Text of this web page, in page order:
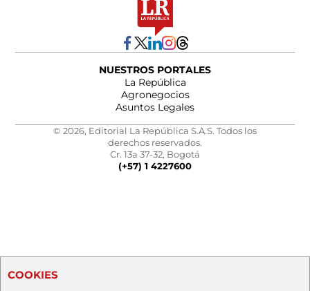
NUESTROS PORTALES
La República
Agronegocios
Asuntos Legales
© 2026, Editorial La República S.A.S. Todos los
derechos reservados.
Cr. 13a 37-32, Bogotá
(+57) 1 4227600
COOKIES